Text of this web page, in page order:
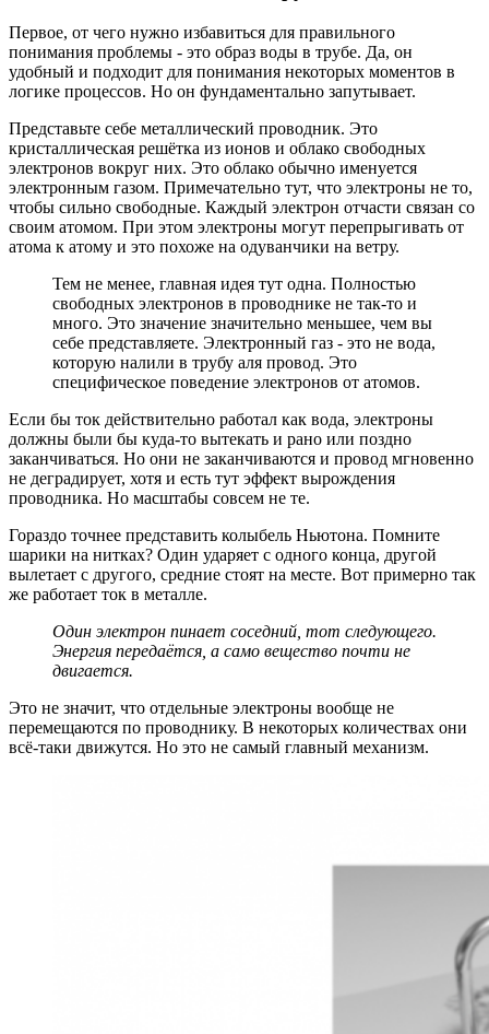
Первое, от чего нужно избавиться для правильного
понимания проблемы - это образ воды в трубе. Да, он
удобный и подходит для понимания некоторых моментов в
логике процессов. Но он фундаментально запутывает.
Представьте себе металлический проводник. Это
кристаллическая решётка из ионов и облако свободных
электронов вокруг них. Это облако обычно именуется
электронным газом. Примечательно тут, что электроны не то,
чтобы сильно свободные. Каждый электрон отчасти связан со
своим атомом. При этом электроны могут перепрыгивать от
атома к атому и это похоже на одуванчики на ветру.
Тем не менее, главная идея тут одна. Полностью
свободных электронов в проводнике не так-то и
много. Это значение значительно меньшее, чем вы
себе представляете. Электронный газ - это не вода,
которую налили в трубу аля провод. Это
специфическое поведение электронов от атомов.
Если бы ток действительно работал как вода, электроны
должны были бы куда-то вытекать и рано или поздно
заканчиваться. Но они не заканчиваются и провод мгновенно
не деградирует, хотя и есть тут эффект вырождения
проводника. Но масштабы совсем не те.
Гораздо точнее представить колыбель Ньютона. Помните
шарики на нитках? Один ударяет с одного конца, другой
вылетает с другого, средние стоят на месте. Вот примерно так
же работает ток в металле.
Один электрон пинает соседний, тот следующего.
Энергия передаётся, а само вещество почти не
двигается.
Это не значит, что отдельные электроны вообще не
перемещаются по проводнику. В некоторых количествах они
всё-таки движутся. Но это не самый главный механизм.